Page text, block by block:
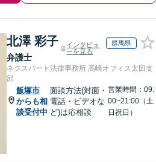
北澤 彩子
弁護士
インタビュ
ーを見る
群馬県
ネクスパート法律事務所 高崎オフィス太田支
部
飯塚市
からも相
談受付中
面談方法(対面・
電話・ビデオな
ど)は応相談
営業時間：09:
00~21:00（土
日祝日）